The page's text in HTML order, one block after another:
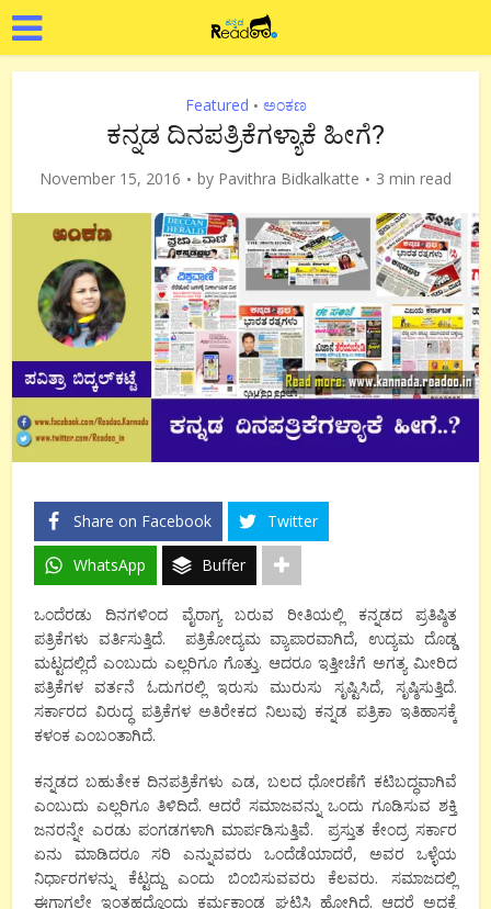
Featured • ಅಂಕಣ
ಕನ್ನಡ ದಿನಪತ್ರಿಕೆಗಳ್ಯಾಕೆ ಹೀಗೆ?
November 15, 2016 by Pavithra Bidkalkatte 3 min read
Share on Facebook Twitter
WhatsApp Buffer
ಒಂದೆರಡು ದಿನಗಳಿಂದ ವೈರಾಗ್ಯ ಬರುವ ರೀತಿಯಲ್ಲಿ ಕನ್ನಡದ ಪ್ರತಿಷ್ಠಿತ
ಪತ್ರಿಕೆಗಳು ವರ್ತಿಸುತ್ತಿದೆ. ಪತ್ರಿಕೋದ್ಯಮ ವ್ಯಾಪಾರವಾಗಿದೆ, ಉದ್ಯಮ ದೊಡ್ಡ
ಮಟ್ಟದಲ್ಲಿದೆ ಎಂಬುದು ಎಲ್ಲರಿಗೂ ಗೊತ್ತು. ಆದರೂ ಇತ್ತೀಚೆಗೆ ಅಗತ್ಯ ಮೀರಿದ
ಪತ್ರಿಕೆಗಳ ವರ್ತನೆ ಓದುಗರಲ್ಲಿ ಇರುಸು ಮುರುಸು ಸೃಷ್ಟಿಸಿದೆ, ಸೃಷ್ಠಿಸುತ್ತಿದೆ.
ಸರ್ಕಾರದ ವಿರುದ್ಧ ಪತ್ರಿಕೆಗಳ ಅತಿರೇಕದ ನಿಲುವು ಕನ್ನಡ ಪತ್ರಿಕಾ ಇತಿಹಾಸಕ್ಕೆ
ಕಳಂಕ ಎಂಬಂತಾಗಿದೆ.
ಕನ್ನಡದ ಬಹುತೇಕ ದಿನಪತ್ರಿಕೆಗಳು ಎಡ, ಬಲದ ಧೋರಣೆಗೆ ಕಟಿಬದ್ಧವಾಗಿವೆ
ಎಂಬುದು ಎಲ್ಲರಿಗೂ ತಿಳಿದಿದೆ. ಆದರೆ ಸಮಾಜವನ್ನು ಒಂದು ಗೂಡಿಸುವ ಶಕ್ತಿ
ಜನರನ್ನೇ ಎರಡು ಪಂಗಡಗಳಾಗಿ ಮಾರ್ಪಡಿಸುತ್ತಿವೆ. ಪ್ರಸ್ತುತ ಕೇಂದ್ರ ಸರ್ಕಾರ
ಏನು ಮಾಡಿದರೂ ಸರಿ ಎನ್ನುವವರು ಒಂದೆಡೆಯಾದರೆ, ಅವರ ಒಳ್ಳೆಯ
ನಿರ್ಧಾರಗಳನ್ನು ಕೆಟ್ಟದ್ದು ಎಂದು ಬಿಂಬಿಸುವವರು ಕೆಲವರು. ಸಮಾಜದಲ್ಲಿ
ಈಗಾಗಲೇ ಇಂತಹದ್ದೊಂದು ಕರ್ಮಕಾಂಡ ಘಟಿಸಿ ಹೋಗಿದೆ. ಆದರೆ ಅದಕ್ಕೆ